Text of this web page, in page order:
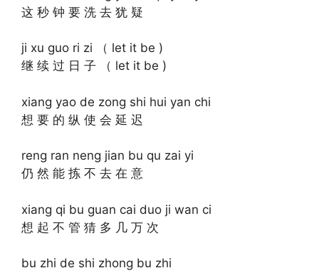
这 秒 钟 要 洗 去 犹 疑
ji xu guo ri zi （ let it be )
继 续 过 日 子 （ let it be )
xiang yao de zong shi hui yan chi
想 要 的 纵 使 会 延 迟
reng ran neng jian bu qu zai yi
仍 然 能 拣 不 去 在 意
xiang qi bu guan cai duo ji wan ci
想 起 不 管 猜 多 几 万 次
bu zhi de shi zhong bu zhi